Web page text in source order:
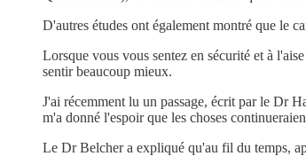
D'autres études ont également montré que le
Lorsque vous vous sentez en sécurité et à
sentir beaucoup mieux.
J'ai récemment lu un passage, écrit par le Dr
m'a donné l'espoir que les choses
Le Dr Belcher a expliqué qu'au fil du temps,